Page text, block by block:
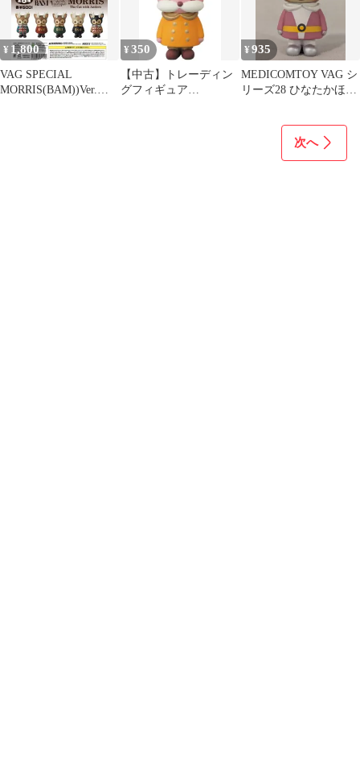
CLASSY MORRIS」
¥ 1,800
VAG SPECIAL
MORRIS(BAM))Ver.ス
¥350
【中古】トレーディン
グフィギュア
¥935
MEDICOMTOY VAG シ
リーズ28 ひなたかほり
次へ